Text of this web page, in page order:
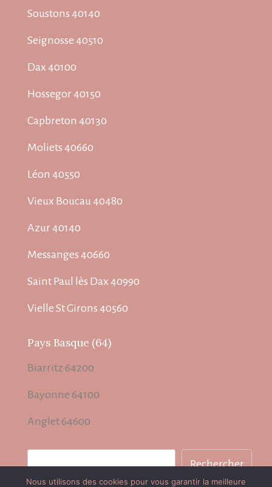
Soustons 40140
Seignosse 40510
Dax 40100
Hossegor 40150
Capbreton 40130
Moliets 40660
Léon 40550
Vieux Boucau 40480
Azur 40140
Messanges 40660
Saint Paul lès Dax 40990
Vielle St Girons 40560
Pays Basque (64)
Biarritz 64200
Bayonne 64100
Anglet 64600
Rechercher
Nous utilisons des cookies pour vous garantir la meilleure